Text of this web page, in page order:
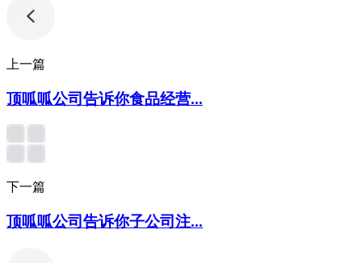
上一篇
顶呱呱公司告诉你食品经营...
下一篇
顶呱呱公司告诉你子公司注...